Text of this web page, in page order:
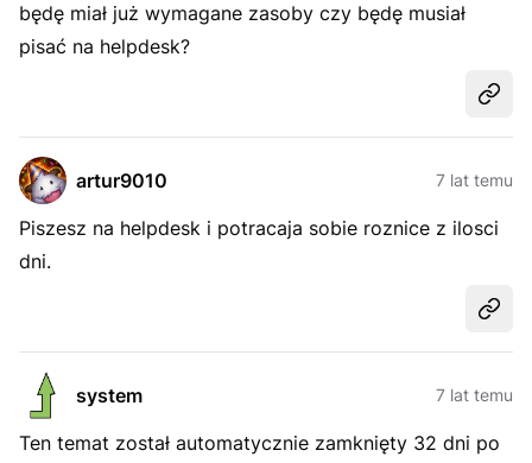
będę miał już wymagane zasoby czy będę musiał
pisać na helpdesk?
artur9010 7 lat temu
Piszesz na helpdesk i potracaja sobie roznice z ilosci
dni.
system 7 lat temu
Ten temat został automatycznie zamknięty 32 dni po